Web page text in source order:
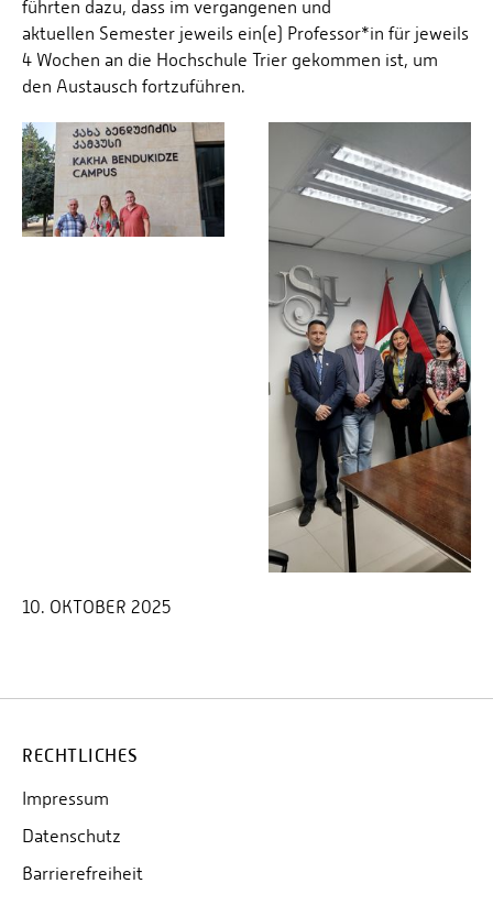
führten dazu, dass im vergangenen und
aktuellen Semester jeweils ein(e) Professor*in für jeweils
4 Wochen an die Hochschule Trier gekommen ist, um
den Austausch fortzuführen.
10. OKTOBER 2025
RECHTLICHES
Impressum
Datenschutz
Barrierefreiheit